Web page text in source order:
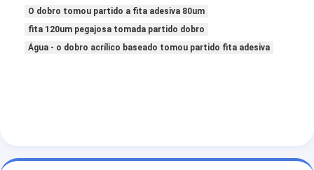
O dobro tomou partido a fita adesiva 80um
fita 120um pegajosa tomada partido dobro
Água - o dobro acrílico baseado tomou partido fita adesiva